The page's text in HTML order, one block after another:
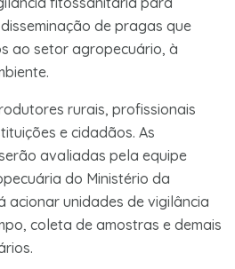
de pragas que
ao setor agropecuário, à
rurais, profissionais
e cidadãos. As
avaliadas pela equipe
do Ministério da
acionar unidades de vigilância
coleta de amostras e demais